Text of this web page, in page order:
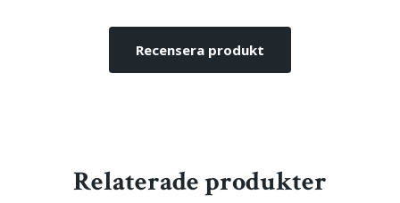
Recensera produkt
Relaterade produkter